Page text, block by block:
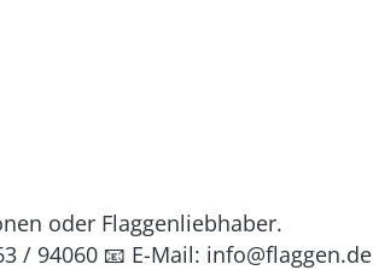
oder Flaggenliebhaber.
/ 94060 📧 E-Mail: info@flaggen.de